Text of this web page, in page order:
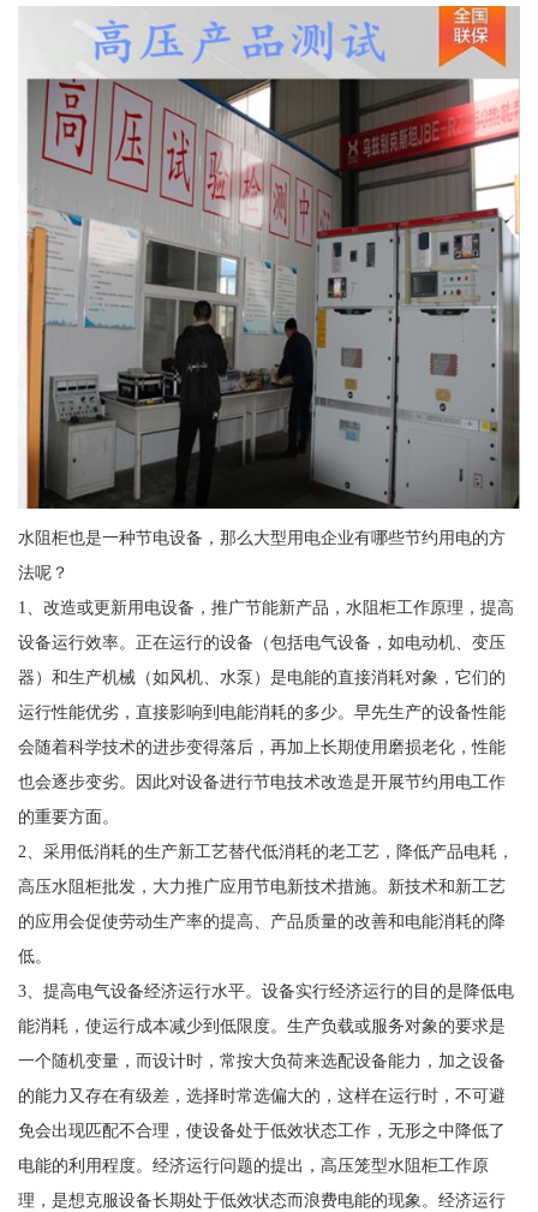
水阻柜也是一种节电设备，那么大型用电企业有哪些节约用电的方
法呢？
1、改造或更新用电设备，推广节能新产品，水阻柜工作原理，提高
设备运行效率。正在运行的设备（包括电气设备，如电动机、变压
器）和生产机械（如风机、水泵）是电能的直接消耗对象，它们的
运行性能优劣，直接影响到电能消耗的多少。早先生产的设备性能
会随着科学技术的进步变得落后，再加上长期使用磨损老化，性能
也会逐步变劣。因此对设备进行节电技术改造是开展节约用电工作
的重要方面。
2、采用低消耗的生产新工艺替代低消耗的老工艺，降低产品电耗，
高压水阻柜批发，大力推广应用节电新技术措施。新技术和新工艺
的应用会促使劳动生产率的提高、产品质量的改善和电能消耗的降
低。
3、提高电气设备经济运行水平。设备实行经济运行的目的是降低电
能消耗，使运行成本减少到低限度。生产负载或服务对象的要求是
一个随机变量，而设计时，常按大负荷来选配设备能力，加之设备
的能力又存在有级差，选择时常选偏大的，这样在运行时，不可避
免会出现匹配不合理，使设备处于低效状态工作，无形之中降低了
电能的利用程度。经济运行问题的提出，高压笼型水阻柜工作原
理，是想克服设备长期处于低效状态而浪费电能的现象。经济运行